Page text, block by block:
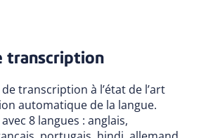
transcription
transcription à l’état de l’art
automatique de la langue.
8 langues : anglais,